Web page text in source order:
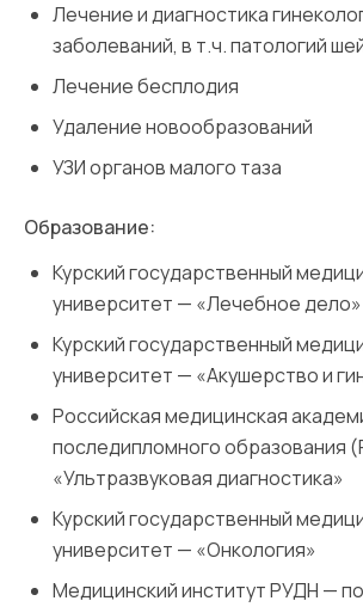
Лечение и диагностика
заболеваний, в т.ч. патологий
Лечение бесплодия
Удаление новообразований
УЗИ органов малого таза
Образование:
Курский государственный
университет — «Лечебное дело»
Курский государственный
университет — «Акушерство и
Российская медицинская
последипломного
«Ультразвуковая диагностика»
Курский государственный
университет — «Онкология»
Медицинский институт РУДН —